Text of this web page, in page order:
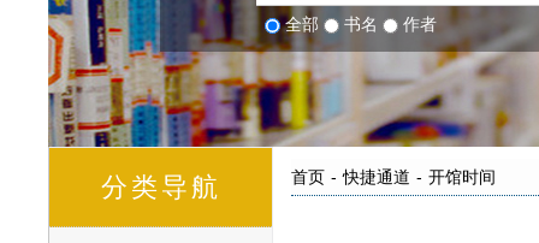
全部 书名 作者
分类导航 首页 - 快捷通道 - 开馆时间